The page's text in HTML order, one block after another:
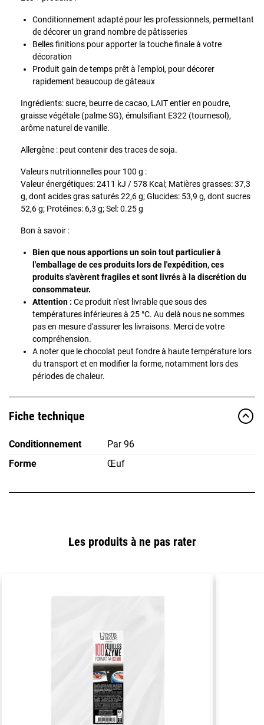
Conditionnement adapté pour les professionnels, permettant
de décorer un grand nombre de pâtisseries
Belles finitions pour apporter la touche finale à votre
décoration
Produit gain de temps prêt à l'emploi, pour décorer
rapidement beaucoup de gâteaux
Ingrédients: sucre, beurre de cacao, LAIT entier en poudre,
graisse végétale (palme SG), émulsifiant E322 (tournesol),
arôme naturel de vanille.
Allergène : peut contenir des traces de soja.
Valeurs nutritionnelles pour 100 g :
Valeur énergétiques: 2411 kJ / 578 Kcal; Matières grasses: 37,3
g, dont acides gras saturés 22,6 g; Glucides: 53,9 g, dont sucres
52,6 g; Protéines: 6,3 g; Sel: 0.25 g
Bon à savoir :
Bien que nous apportions un soin tout particulier à
l'emballage de ces produits lors de l'expédition, ces
produits s'avèrent fragiles et sont livrés à la discrétion du
consommateur.
Attention : Ce produit n'est livrable que sous des
températures inférieures à 25 °C. Au delà nous ne sommes
pas en mesure d'assurer les livraisons. Merci de votre
compréhension.
A noter que le chocolat peut fondre à haute température lors
du transport et en modifier la forme, notamment lors des
périodes de chaleur.
Fiche technique
Conditionnement
Par 96
Forme
Œuf
Les produits à ne pas rater